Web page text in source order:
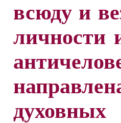
всюду и
личности